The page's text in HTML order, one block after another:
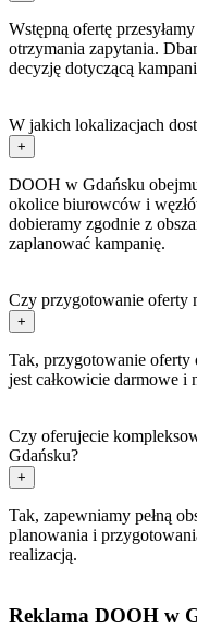
Wstępną ofertę
otrzymania zapytania.
decyzję dotyczącą
W jakich lokalizacjach
+
DOOH w Gdańsku
okolice biurowców i
dobieramy zgodnie z
zaplanować kampanię.
Czy przygotowanie oferty
+
Tak, przygotowanie
jest całkowicie darmowe i
Czy oferujecie
Gdańsku?
+
Tak, zapewniamy pełną
planowania i
realizacją.
Reklama DOOH w